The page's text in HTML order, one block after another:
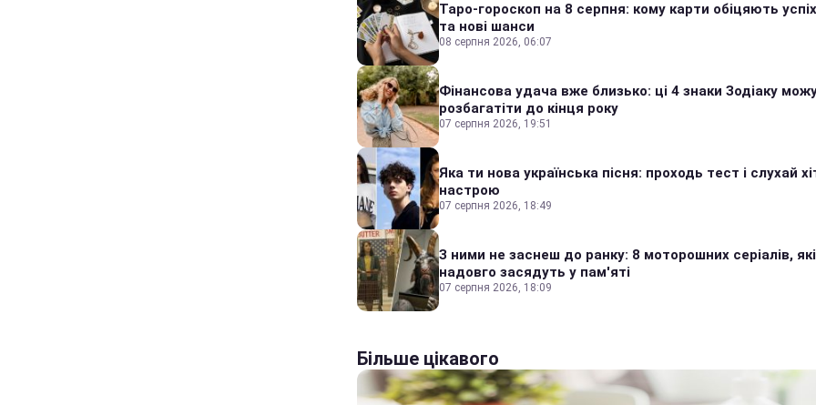
Таро-гороскоп на 8 серпня: кому карти обіцяють
та нові шанси
08 серпня 2026, 06:07
Фінансова удача вже близько: ці 4 знаки Зодіаку
розбагатіти до кінця року
07 серпня 2026, 19:51
Яка ти нова українська пісня: проходь тест і слухай
настрою
07 серпня 2026, 18:49
З ними не заснеш до ранку: 8 моторошних серіалів, які
надовго засядуть у пам'яті
07 серпня 2026, 18:09
Більше цікавого